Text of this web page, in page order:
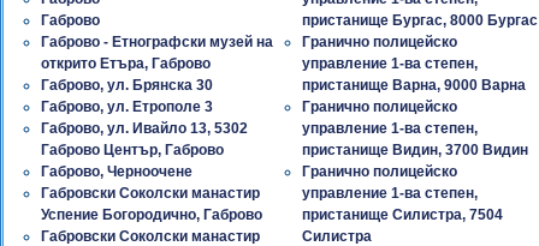
Габрово
Габрово - Етнографски музей на
открито Етъра, Габрово
Габрово, ул. Брянска 30
Габрово, ул. Етрополе 3
Габрово, ул. Ивайло 13, 5302
Габрово Център, Габрово
Габрово, Черноочене
Габровски Соколски манастир
Успение Богородично, Габрово
Габровски Соколски манастир
пристанище Бургас, 8000 Бургас
Гранично полицейско
управление 1-ва степен,
пристанище Варна, 9000 Варна
Гранично полицейско
управление 1-ва степен,
пристанище Видин, 3700 Видин
Гранично полицейско
управление 1-ва степен,
пристанище Силистра, 7504
Силистра